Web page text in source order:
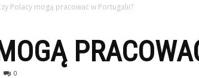
Polacy mogą pracować w Portugalii?
0